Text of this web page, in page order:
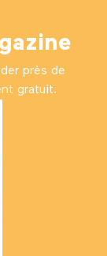
près de
gratuit.